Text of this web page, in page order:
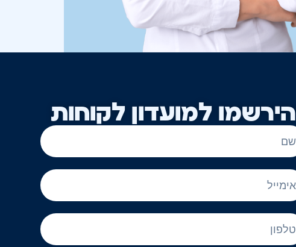
הירשמו למועדון לקוחות